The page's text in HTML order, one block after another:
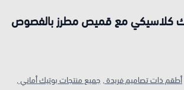
كلاسيكي مع قميص مطرز بالفصوص
أطقم ذات تصاميم فريدة , جميع منتجات بوتيك أماني ,